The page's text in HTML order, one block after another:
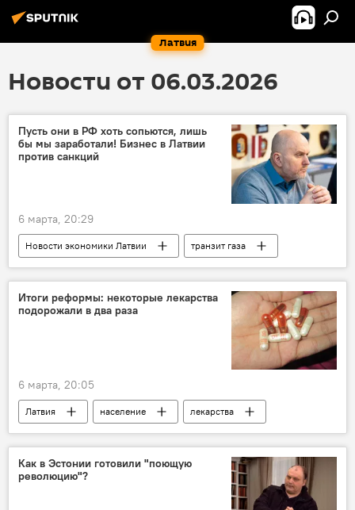
Латвия
Новости от 06.03.2026
Пусть они в РФ хоть сопьются, лишь
бы мы заработали! Бизнес в Латвии
против санкций
6 марта, 20:29
Новости экономики Латвии
транзит газа
грузоперевозки
торговля
Итоги реформы: некоторые лекарства
подорожали в два раза
6 марта, 20:05
Латвия население
лекарства
стоимость
Минздрав Латвии
Государственное агентство лекарств
Как в Эстонии готовили "поющую
революцию"?